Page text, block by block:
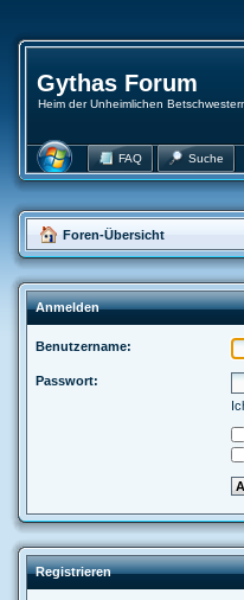
Gythas Forum
Heim der Unheimlichen
FAQ Suche
Foren-Übersicht
Anmelden
Benutzername:
Passwort:
Registrieren